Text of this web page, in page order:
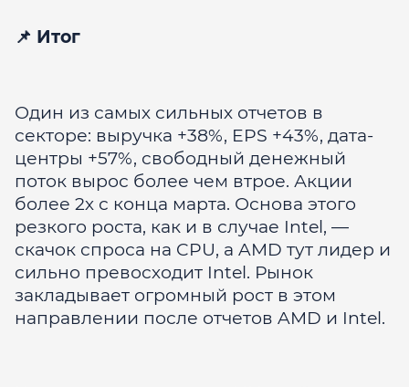
📌 Итог
Один из самых сильных отчетов в
секторе: выручка +38%, EPS +43%, дата-
центры +57%, свободный денежный
поток вырос более чем втрое. Акции
более 2х с конца марта. Основа этого
резкого роста, как и в случае Intel, —
скачок спроса на CPU, а AMD тут лидер и
сильно превосходит Intel. Рынок
закладывает огромный рост в этом
направлении после отчетов AMD и Intel.